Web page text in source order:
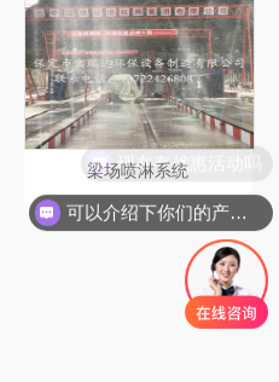
梁场喷淋系统
可以介绍下你们的产品么
现在有优惠活动吗